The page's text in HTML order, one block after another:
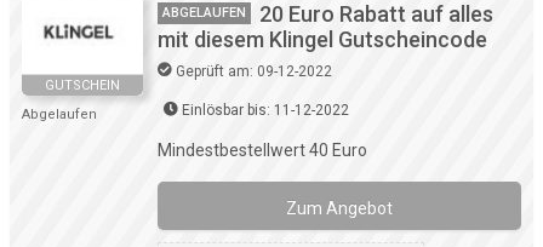
GUTSCHEIN
Abgelaufen
ABGELAUFEN
20 Euro Rabatt auf alles
mit diesem Klingel Gutscheincode
Geprüft am: 09-12-2022
Einlösbar bis: 11-12-2022
Mindestbestellwert 40 Euro
Zum Angebot